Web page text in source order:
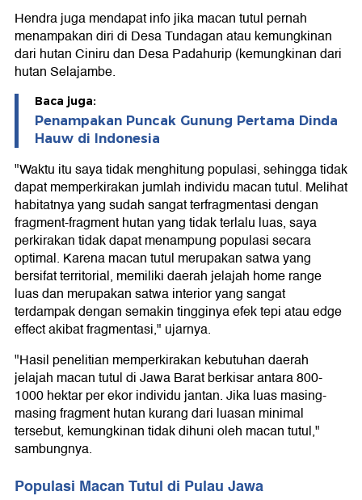
Hendra juga mendapat info jika macan tutul pernah
menampakan diri di Desa Tundagan atau kemungkinan
dari hutan Ciniru dan Desa Padahurip (kemungkinan dari
hutan Selajambe.
Baca juga:
Penampakan Puncak Gunung Pertama Dinda
Hauw di Indonesia
"Waktu itu saya tidak menghitung populasi, sehingga tidak
dapat memperkirakan jumlah individu macan tutul. Melihat
habitatnya yang sudah sangat terfragmentasi dengan
fragment-fragment hutan yang tidak terlalu luas, saya
perkirakan tidak dapat menampung populasi secara
optimal. Karena macan tutul merupakan satwa yang
bersifat territorial, memiliki daerah jelajah home range
luas dan merupakan satwa interior yang sangat
terdampak dengan semakin tingginya efek tepi atau edge
effect akibat fragmentasi," ujarnya.
"Hasil penelitian memperkirakan kebutuhan daerah
jelajah macan tutul di Jawa Barat berkisar antara 800-
1000 hektar per ekor individu jantan. Jika luas masing-
masing fragment hutan kurang dari luasan minimal
tersebut, kemungkinan tidak dihuni oleh macan tutul,"
sambungnya.
Populasi Macan Tutul di Pulau Jawa